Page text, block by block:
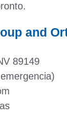
and
89149